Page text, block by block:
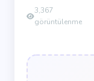
3,367
görüntülenme